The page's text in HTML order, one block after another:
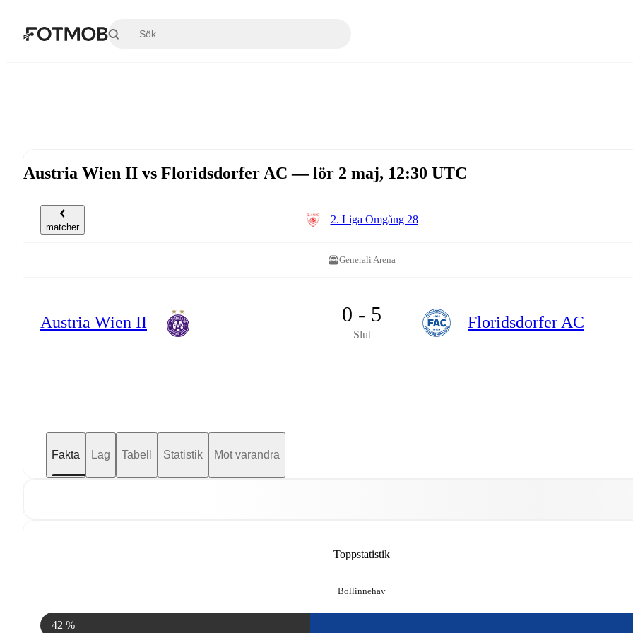
Austria Wien II vs Floridsdorfer AC — lör 2 maj, 12:30 UTC
matcher
2. Liga Omgång 28
Generali Arena
Austria Wien II 0 - 5
Slut
Floridsdorfer AC
Fakta Lag Tabell Statistik Mot varandra
Toppstatistik
Bollinnehav
42 %